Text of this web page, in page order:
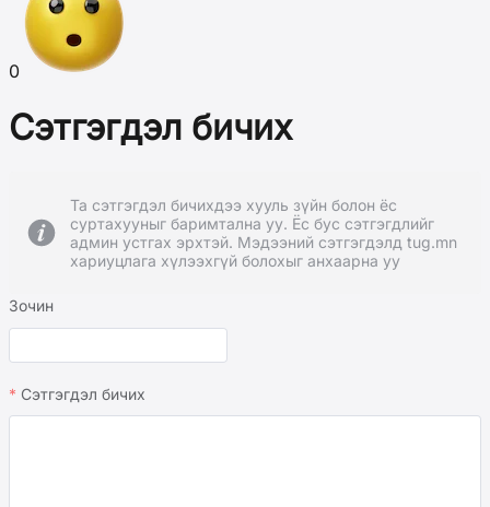
0
Сэтгэгдэл бичих
Та сэтгэгдэл бичихдээ хууль зүйн болон ёс
суртахууныг баримтална уу. Ёс бус сэтгэгдлийг
админ устгах эрхтэй. Мэдээний сэтгэгдэлд tug.mn
хариуцлага хүлээхгүй болохыг анхаарна уу
Зочин
Сэтгэгдэл бичих